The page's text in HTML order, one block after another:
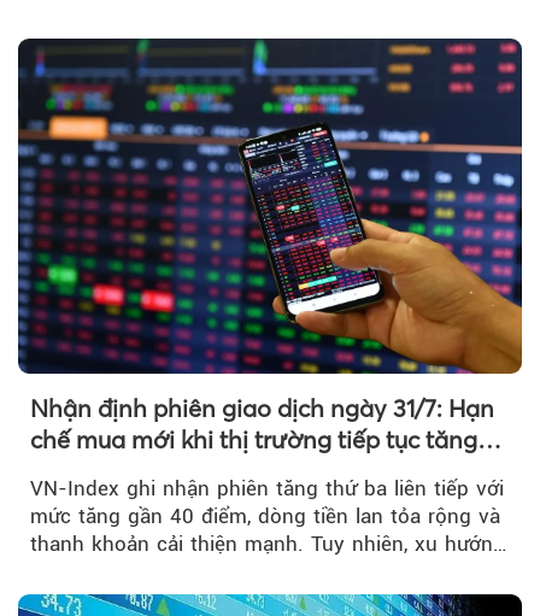
Nhận định phiên giao dịch ngày 31/7: Hạn
chế mua mới khi thị trường tiếp tục tăng
VN-Index ghi nhận phiên tăng thứ ba liên tiếp với
mức tăng gần 40 điểm, dòng tiền lan tỏa rộng và
thanh khoản cải thiện mạnh. Tuy nhiên, xu hướng